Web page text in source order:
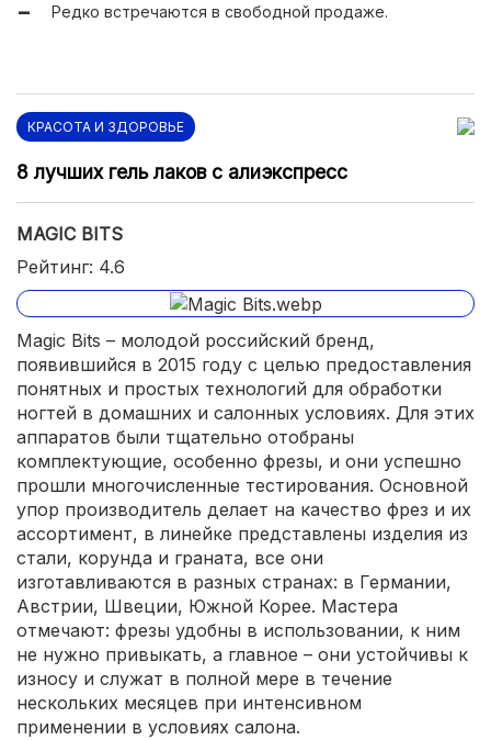
Редко встречаются в свободной продаже.
КРАСОТА И ЗДОРОВЬЕ
8 лучших гель лаков с алиэкспресс
MAGIC BITS
Рейтинг: 4.6
Magic Bits – молодой российский бренд,
появившийся в 2015 году с целью предоставления
понятных и простых технологий для обработки
ногтей в домашних и салонных условиях. Для этих
аппаратов были тщательно отобраны
комплектующие, особенно фрезы, и они успешно
прошли многочисленные тестирования. Основной
упор производитель делает на качество фрез и их
ассортимент, в линейке представлены изделия из
стали, корунда и граната, все они
изготавливаются в разных странах: в Германии,
Австрии, Швеции, Южной Корее. Мастера
отмечают: фрезы удобны в использовании, к ним
не нужно привыкать, а главное – они устойчивы к
износу и служат в полной мере в течение
нескольких месяцев при интенсивном
применении в условиях салона.